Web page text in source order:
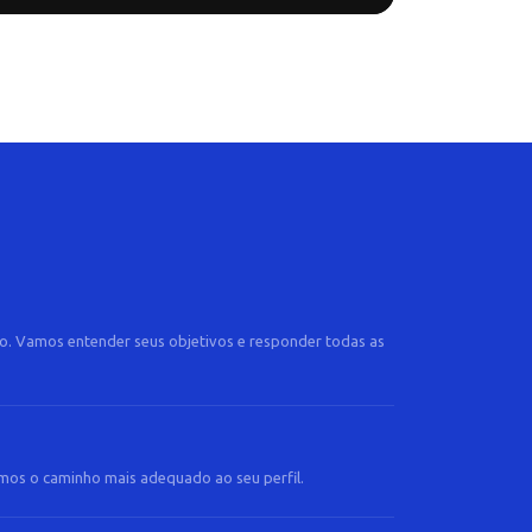
Vamos entender seus objetivos e responder todas as
o caminho mais adequado ao seu perfil.